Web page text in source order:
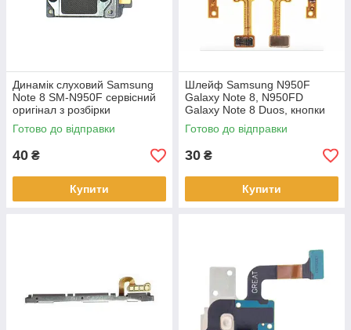
Динамік слуховий Samsung
Note 8 SM-N950F сервісний
оригінал з розбірки
Готово до відправки
40 ₴
Купити
Шлейф Samsung N950F
Galaxy Note 8, N950FD
Galaxy Note 8 Duos, кнопки
включення
Готово до відправки
30 ₴
Купити